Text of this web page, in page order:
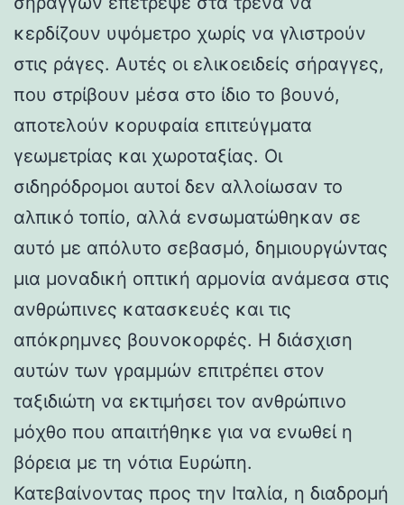
κερδίζουν υψόμετρο χωρίς να γλιστρούν
στις ράγες. Αυτές οι ελικοειδείς σήραγγες,
που στρίβουν μέσα στο ίδιο το βουνό,
αποτελούν κορυφαία επιτεύγματα
γεωμετρίας και χωροταξίας. Οι
σιδηρόδρομοι αυτοί δεν αλλοίωσαν το
αλπικό τοπίο, αλλά ενσωματώθηκαν σε
αυτό με απόλυτο σεβασμό, δημιουργώντας
μια μοναδική οπτική αρμονία ανάμεσα στις
ανθρώπινες κατασκευές και τις
απόκρημνες βουνοκορφές. Η διάσχιση
αυτών των γραμμών επιτρέπει στον
ταξιδιώτη να εκτιμήσει τον ανθρώπινο
μόχθο που απαιτήθηκε για να ενωθεί η
βόρεια με τη νότια Ευρώπη.
Κατεβαίνοντας προς την Ιταλία, η διαδρομή